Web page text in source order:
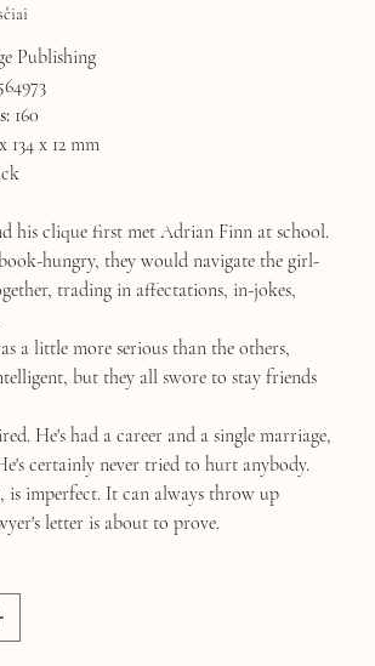
Publishing
160
134 x 12 mm
his clique first met Adrian Finn at school.
hungry, they would navigate the girl-
trading in affectations, in-jokes,
a little more serious than the others,
but they all swore to stay friends
He's had a career and a single marriage,
certainly never tried to hurt anybody.
is imperfect. It can always throw up
letter is about to prove.